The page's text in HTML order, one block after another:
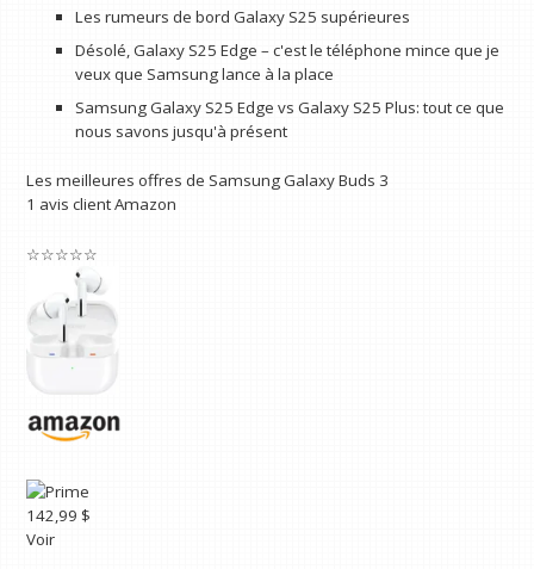
Les rumeurs de bord Galaxy S25 supérieures
Désolé, Galaxy S25 Edge – c'est le téléphone mince que je
veux que Samsung lance à la place
Samsung Galaxy S25 Edge vs Galaxy S25 Plus: tout ce que
nous savons jusqu'à présent
Les meilleures offres de Samsung Galaxy Buds 3
1 avis client Amazon
☆☆☆☆☆
142,99 $
Voir